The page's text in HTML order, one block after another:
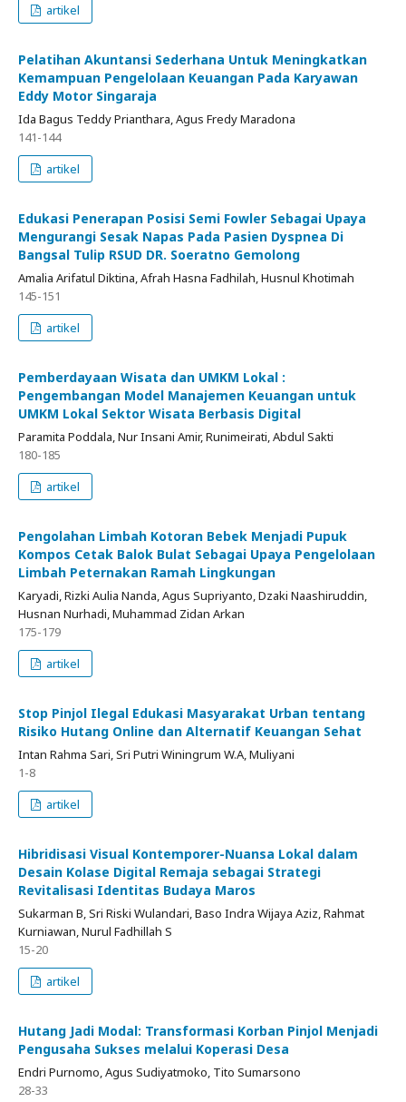
artikel
Pelatihan Akuntansi Sederhana Untuk Meningkatkan
Kemampuan Pengelolaan Keuangan Pada Karyawan
Eddy Motor Singaraja
Ida Bagus Teddy Prianthara, Agus Fredy Maradona
141-144
artikel
Edukasi Penerapan Posisi Semi Fowler Sebagai Upaya
Mengurangi Sesak Napas Pada Pasien Dyspnea Di
Bangsal Tulip RSUD DR. Soeratno Gemolong
Amalia Arifatul Diktina, Afrah Hasna Fadhilah, Husnul Khotimah
145-151
artikel
Pemberdayaan Wisata dan UMKM Lokal :
Pengembangan Model Manajemen Keuangan untuk
UMKM Lokal Sektor Wisata Berbasis Digital
Paramita Poddala, Nur Insani Amir, Runimeirati, Abdul Sakti
180-185
artikel
Pengolahan Limbah Kotoran Bebek Menjadi Pupuk
Kompos Cetak Balok Bulat Sebagai Upaya Pengelolaan
Limbah Peternakan Ramah Lingkungan
Karyadi, Rizki Aulia Nanda, Agus Supriyanto, Dzaki Naashiruddin,
Husnan Nurhadi, Muhammad Zidan Arkan
175-179
artikel
Stop Pinjol Ilegal Edukasi Masyarakat Urban tentang
Risiko Hutang Online dan Alternatif Keuangan Sehat
Intan Rahma Sari, Sri Putri Winingrum W.A, Muliyani
1-8
artikel
Hibridisasi Visual Kontemporer-Nuansa Lokal dalam
Desain Kolase Digital Remaja sebagai Strategi
Revitalisasi Identitas Budaya Maros
Sukarman B, Sri Riski Wulandari, Baso Indra Wijaya Aziz, Rahmat
Kurniawan, Nurul Fadhillah S
15-20
artikel
Hutang Jadi Modal: Transformasi Korban Pinjol Menjadi
Pengusaha Sukses melalui Koperasi Desa
Endri Purnomo, Agus Sudiyatmoko, Tito Sumarsono
28-33